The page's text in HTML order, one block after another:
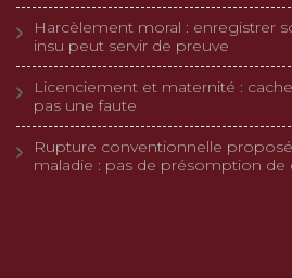
Harcèlement moral : enregistrer
insu peut servir de preuve
Licenciement et maternité :
pas une faute
Rupture conventionnelle
maladie : pas de présomption de